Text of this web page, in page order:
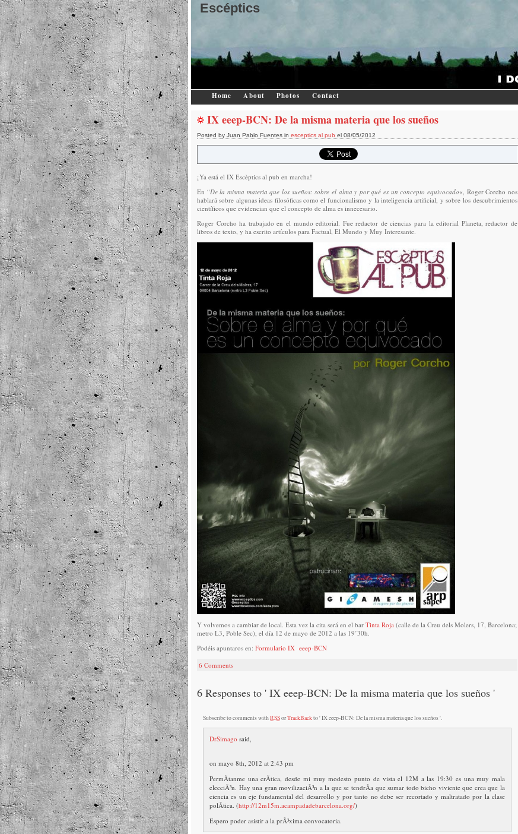
Escéptics
Home About Photos Contact
IX eeep-BCN: De la misma materia que los sueños
Posted by Juan Pablo Fuentes in esceptics al pub el 08/05/2012
¡Ya está el IX Escèptics al pub en marcha!
En “De la misma materia que los sueños: sobre el alma y por qué es un concepto equivocado«, Roger Corcho nos
hablará sobre algunas ideas filosóficas como el funcionalismo y la inteligencia artificial, y sobre los descubrimientos
científicos que evidencian que el concepto de alma es innecesario.
Roger Corcho ha trabajado en el mundo editorial. Fue redactor de ciencias para la editorial Planeta, redactor de
libros de texto, y ha escrito artículos para Factual, El Mundo y Muy Interesante.
Y volvemos a cambiar de local. Esta vez la cita será en el bar Tinta Roja (calle de la Creu dels Molers, 17, Barcelona;
metro L3, Poble Sec), el día 12 de mayo de 2012 a las 19’30h.
Podéis apuntaros en: Formulario IX eeep-BCN
6 Comments
6 Responses to ' IX eeep-BCN: De la misma materia que los sueños '
Subscribe to comments withRSSorTrackBackto ' IX eeep-BCN: De la misma materia que los sueños '.
DrSimago said,
on mayo 8th, 2012 at 2:43 pm
PermÃ­tanme una crÃ­tica, desde mi muy modesto punto de vista el 12M a las 19:30 es una muy mala
elecciÃ³n. Hay una gran movilizaciÃ³n a la que se tendrÃ­a que sumar todo bicho viviente que crea que la
ciencia es un eje fundamental del desarrollo y por tanto no debe ser recortado y maltratado por la clase
polÃ­tica. (http://12m15m.acampadadebarcelona.org/)
Espero poder asistir a la prÃ³xima convocatoria.